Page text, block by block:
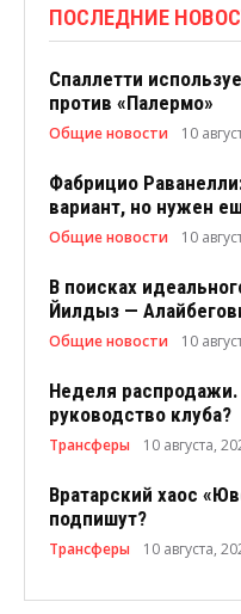
ПОСЛЕДНИЕ
Спаллетти
против «Палермо»
Общие новости 10
Фабрицио
вариант, но нужен
Общие новости 10
В поисках
Йилдыз —
Общие новости 10
Неделя распродажи.
руководство клуба?
Трансферы 10 августа,
Вратарский хаос
подпишут?
Трансферы 10 августа,